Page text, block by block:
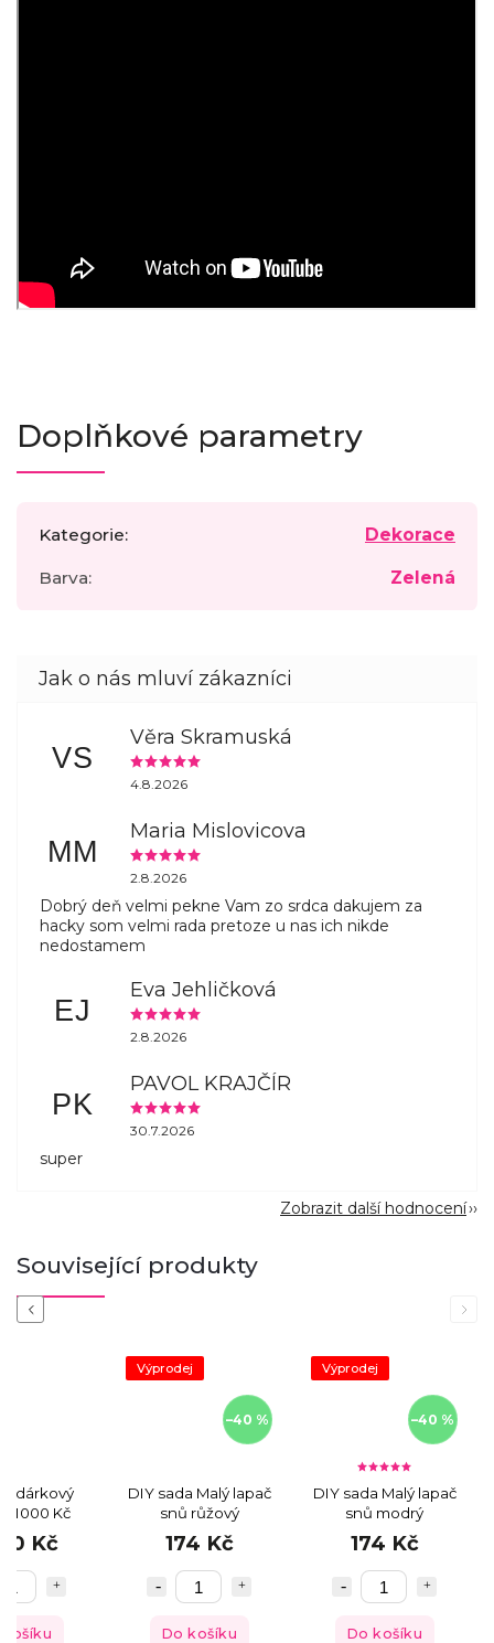
Doplňkové parametry
Kategorie: Dekorace
Barva: Zelená
VS
Věra Skramuská
4.8.2026
MM
Maria Mislovicova
2.8.2026
Dobrý deň velmi pekne Vam zo srdca dakujem za
hacky som velmi rada pretoze u nas ich nikde
nedostamem
EJ
Eva Jehličková
2.8.2026
PK
PAVOL KRAJČÍR
30.7.2026
super
Zobrazit další hodnocení
Související produkty
Previous
dárkový
1000 Kč
Kč
Výprodej
–40 %
DIY sada Malý lapač
snů růžový
174 Kč
Do košíku
Výprodej
–40 %
DIY sada Malý lapač
snů modrý
174 Kč
Do košíku
Next